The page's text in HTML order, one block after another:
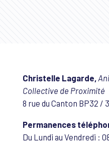
Christelle Lagarde,
Collective de Proximité
8 rue du Canton BP32 /
Permanences
Du Lundi au Vendredi :